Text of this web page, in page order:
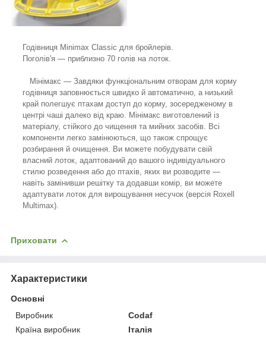
Годівниця Minimax Classic для бройлерів.
Поголів'я — приблизно 70 голів на лоток.
Мінімакс — Завдяки функціональним отворам для корму
годівниця заповнюється швидко й автоматично, а низький
край полегшує птахам доступ до корму, зосередженому в
центрі чаші далеко від краю. Мінімакс виготовлений із
матеріалу, стійкого до чищення та мийних засобів. Всі
компоненти легко замінюються, що також спрощує
розбирання й очищення. Ви можете побудувати свій
власний лоток, адаптований до вашого індивідуального
стилю розведення або до птахів, яких ви розводите —
навіть замінивши решітку та додавши комір, ви можете
адаптувати лоток для вирощування несучок (версія Roxell
Multimax).
Приховати
Характеристики
Основні
Виробник
Codaf
Країна виробник
Італія